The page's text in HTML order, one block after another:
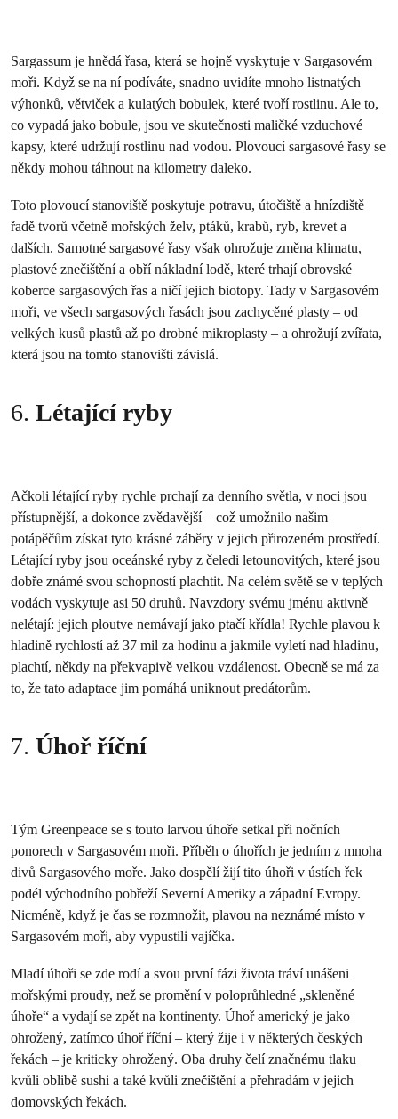
Sargassum je hnědá řasa, která se hojně vyskytuje v Sargasovém
moři. Když se na ní podíváte, snadno uvidíte mnoho listnatých
výhonků, větviček a kulatých bobulek, které tvoří rostlinu. Ale to,
co vypadá jako bobule, jsou ve skutečnosti maličké vzduchové
kapsy, které udržují rostlinu nad vodou. Plovoucí sargasové řasy se
někdy mohou táhnout na kilometry daleko.
Toto plovoucí stanoviště poskytuje potravu, útočiště a hnízdiště
řadě tvorů včetně mořských želv, ptáků, krabů, ryb, krevet a
dalších. Samotné sargasové řasy však ohrožuje změna klimatu,
plastové znečištění a obří nákladní lodě, které trhají obrovské
koberce sargasových řas a ničí jejich biotopy. Tady v Sargasovém
moři, ve všech sargasových řasách jsou zachycěné plasty – od
velkých kusů plastů až po drobné mikroplasty – a ohrožují zvířata,
která jsou na tomto stanovišti závislá.
6. Létající ryby
Ačkoli létající ryby rychle prchají za denního světla, v noci jsou
přístupnější, a dokonce zvědavější – což umožnilo našim
potápěčům získat tyto krásné záběry v jejich přirozeném prostředí.
Létající ryby jsou oceánské ryby z čeledi letounovitých, které jsou
dobře známé svou schopností plachtit. Na celém světě se v teplých
vodách vyskytuje asi 50 druhů. Navzdory svému jménu aktivně
nelétají: jejich ploutve nemávají jako ptačí křídla! Rychle plavou k
hladině rychlostí až 37 mil za hodinu a jakmile vyletí nad hladinu,
plachtí, někdy na překvapivě velkou vzdálenost. Obecně se má za
to, že tato adaptace jim pomáhá uniknout predátorům.
7. Úhoř říční
Tým Greenpeace se s touto larvou úhoře setkal při nočních
ponorech v Sargasovém moři. Příběh o úhořích je jedním z mnoha
divů Sargasového moře. Jako dospělí žijí tito úhoři v ústích řek
podél východního pobřeží Severní Ameriky a západní Evropy.
Nicméně, když je čas se rozmnožit, plavou na neznámé místo v
Sargasovém moři, aby vypustili vajíčka.
Mladí úhoři se zde rodí a svou první fázi života tráví unášeni
mořskými proudy, než se promění v poloprůhledné „skleněné
úhoře“ a vydají se zpět na kontinenty. Úhoř americký je jako
ohrožený, zatímco úhoř říční – který žije i v některých českých
řekách – je kriticky ohrožený. Oba druhy čelí značnému tlaku
kvůli oblibě sushi a také kvůli znečištění a přehradám v jejich
domovských řekách.